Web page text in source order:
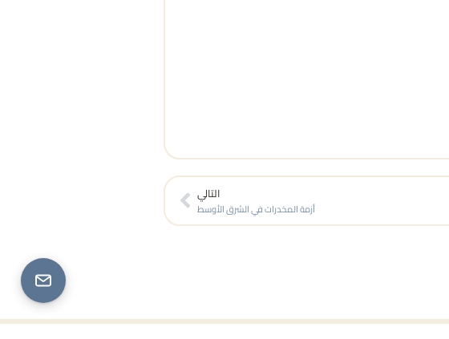
التالي
أزمة المخدرات في الشرق الأوسطNext